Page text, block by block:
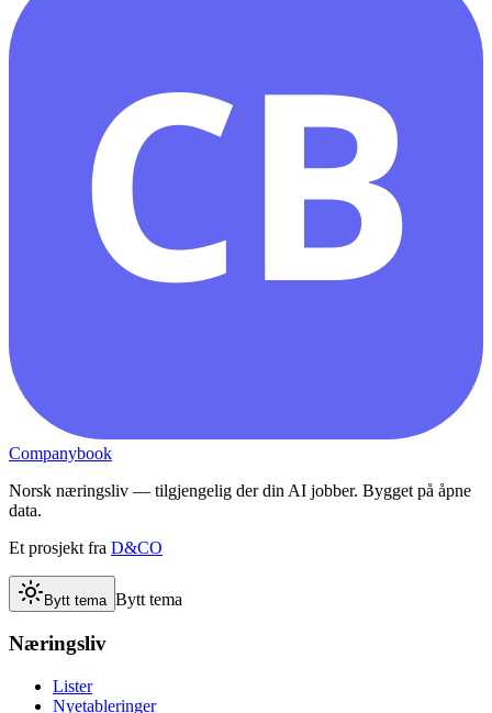
CB
Companybook
Norsk næringsliv — tilgjengelig der din AI jobber. Bygget på åpne
data.
Et prosjekt fra D&CO
Bytt tema Bytt tema
Næringsliv
Lister
Nyetableringer